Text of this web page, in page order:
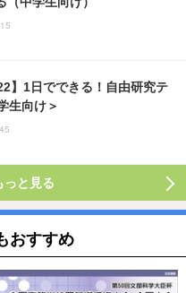
】1日でできる！自由研究テ
生向け＞
っと見る
おすすめ